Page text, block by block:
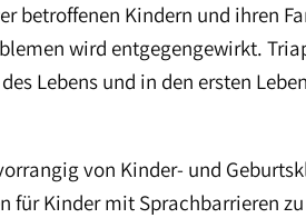
betroffenen Kindern und ihren
wird entgegengewirkt.
Lebens und in den ersten
von Kinder- und
Kinder mit Sprachbarrieren